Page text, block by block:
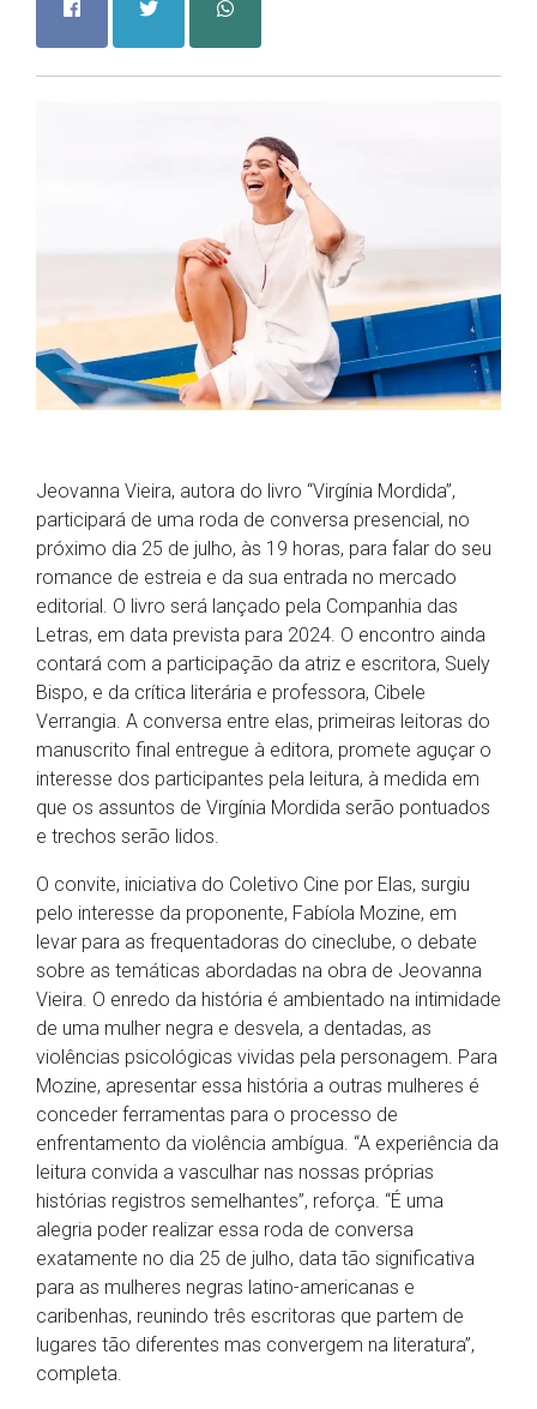
Jeovanna Vieira, autora do livro “Virgínia Mordida”,
participará de uma roda de conversa presencial, no
próximo dia 25 de julho, às 19 horas, para falar do seu
romance de estreia e da sua entrada no mercado
editorial. O livro será lançado pela Companhia das
Letras, em data prevista para 2024. O encontro ainda
contará com a participação da atriz e escritora, Suely
Bispo, e da crítica literária e professora, Cibele
Verrangia. A conversa entre elas, primeiras leitoras do
manuscrito final entregue à editora, promete aguçar o
interesse dos participantes pela leitura, à medida em
que os assuntos de Virgínia Mordida serão pontuados
e trechos serão lidos.
O convite, iniciativa do Coletivo Cine por Elas, surgiu
pelo interesse da proponente, Fabíola Mozine, em
levar para as frequentadoras do cineclube, o debate
sobre as temáticas abordadas na obra de Jeovanna
Vieira. O enredo da história é ambientado na intimidade
de uma mulher negra e desvela, a dentadas, as
violências psicológicas vividas pela personagem. Para
Mozine, apresentar essa história a outras mulheres é
conceder ferramentas para o processo de
enfrentamento da violência ambígua. “A experiência da
leitura convida a vasculhar nas nossas próprias
histórias registros semelhantes”, reforça. “É uma
alegria poder realizar essa roda de conversa
exatamente no dia 25 de julho, data tão significativa
para as mulheres negras latino-americanas e
caribenhas, reunindo três escritoras que partem de
lugares tão diferentes mas convergem na literatura”,
completa.